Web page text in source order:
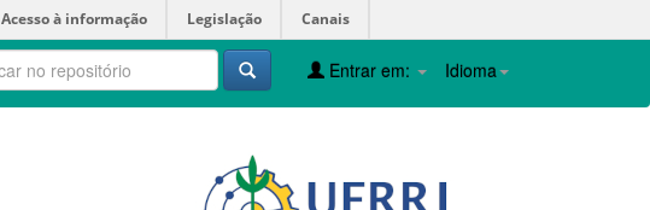
Acesso à informação Legislação Canais
Idioma
Entrar em: